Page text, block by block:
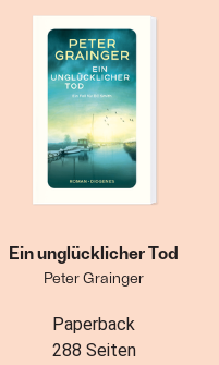
Ein unglücklicher Tod
Peter Grainger
Paperback
288 Seiten